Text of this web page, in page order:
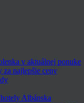
v aktuálnej ponuke
za najlepšie ceny
Albánska